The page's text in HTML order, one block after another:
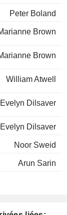
Peter Boland
Brown
Brown
William Atwell
Evelyn Dilsaver
Evelyn Dilsaver
Noor Sweid
Arun Sarin